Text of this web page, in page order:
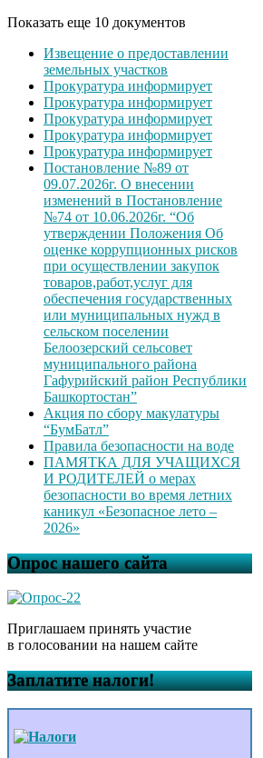
Показать еще 10 документов
Извещение о предоставлении
земельных участков
Прокуратура информирует
Прокуратура информирует
Прокуратура информирует
Прокуратура информирует
Прокуратура информирует
Постановление №89 от
09.07.2026г. О внесении
изменений в Постановление
№74 от 10.06.2026г. “Об
утверждении Положения Об
оценке коррупционных рисков
при осуществлении закупок
товаров,работ,услуг для
обеспечения государственных
или муниципальных нужд в
сельском поселении
Белоозерский сельсовет
муниципального района
Гафурийский район Республики
Башкортостан”
Акция по сбору макулатуры
“БумБатл”
Правила безопасности на воде
ПАМЯТКА ДЛЯ УЧАЩИХСЯ
И РОДИТЕЛЕЙ о мерах
безопасности во время летних
каникул «Безопасное лето –
2026»
Опрос нашего сайта
Приглашаем принять участие
в голосовании на нашем сайте
Заплатите налоги!